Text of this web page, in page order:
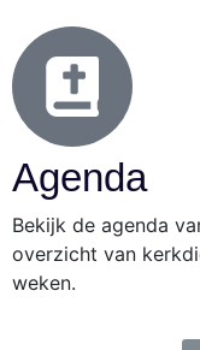
Agenda
Bekijk de agenda
overzicht van
weken.